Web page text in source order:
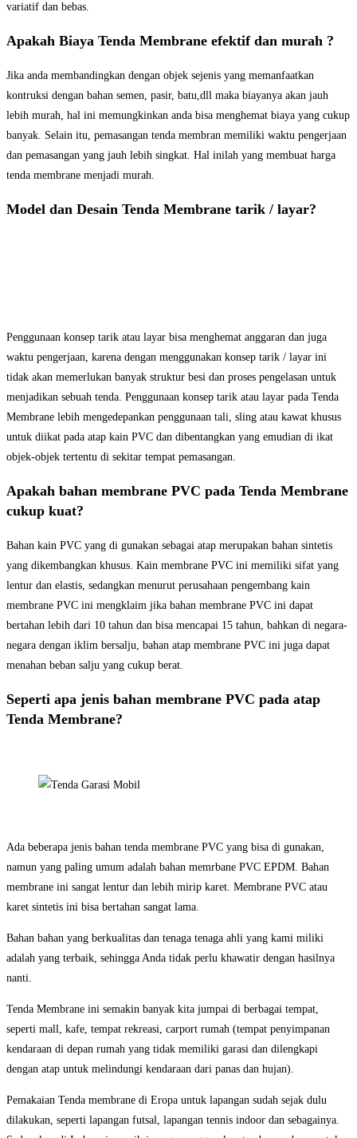
variatif dan bebas.
Apakah Biaya Tenda Membrane efektif dan murah ?
Jika anda membandingkan dengan objek sejenis yang memanfaatkan
kontruksi dengan bahan semen, pasir, batu,dll maka biayanya akan jauh
lebih murah, hal ini memungkinkan anda bisa menghemat biaya yang cukup
banyak. Selain itu, pemasangan tenda membran memiliki waktu pengerjaan
dan pemasangan yang jauh lebih singkat. Hal inilah yang membuat harga
tenda membrane menjadi murah.
Model dan Desain Tenda Membrane tarik / layar?
Penggunaan konsep tarik atau layar bisa menghemat anggaran dan juga
waktu pengerjaan, karena dengan menggunakan konsep tarik / layar ini
tidak akan memerlukan banyak struktur besi dan proses pengelasan untuk
menjadikan sebuah tenda. Penggunaan konsep tarik atau layar pada Tenda
Membrane lebih mengedepankan penggunaan tali, sling atau kawat khusus
untuk diikat pada atap kain PVC dan dibentangkan yang emudian di ikat
objek-objek tertentu di sekitar tempat pemasangan.
Apakah bahan membrane PVC pada Tenda Membrane
cukup kuat?
Bahan kain PVC yang di gunakan sebagai atap merupakan bahan sintetis
yang dikembangkan khusus. Kain membrane PVC ini memiliki sifat yang
lentur dan elastis, sedangkan menurut perusahaan pengembang kain
membrane PVC ini mengklaim jika bahan membrane PVC ini dapat
bertahan lebih dari 10 tahun dan bisa mencapai 15 tahun, bahkan di negara-
negara dengan iklim bersalju, bahan atap membrane PVC ini juga dapat
menahan beban salju yang cukup berat.
Seperti apa jenis bahan membrane PVC pada atap
Tenda Membrane?
Ada beberapa jenis bahan tenda membrane PVC yang bisa di gunakan,
namun yang paling umum adalah bahan memrbane PVC EPDM. Bahan
membrane ini sangat lentur dan lebih mirip karet. Membrane PVC atau
karet sintetis ini bisa bertahan sangat lama.
Bahan bahan yang berkualitas dan tenaga tenaga ahli yang kami miliki
adalah yang terbaik, sehingga Anda tidak perlu khawatir dengan hasilnya
nanti.
Tenda Membrane ini semakin banyak kita jumpai di berbagai tempat,
seperti mall, kafe, tempat rekreasi, carport rumah (tempat penyimpanan
kendaraan di depan rumah yang tidak memiliki garasi dan dilengkapi
dengan atap untuk melindungi kendaraan dari panas dan hujan).
Pemakaian Tenda membrane di Eropa untuk lapangan sudah sejak dulu
dilakukan, seperti lapangan futsal, lapangan tennis indoor dan sebagainya.